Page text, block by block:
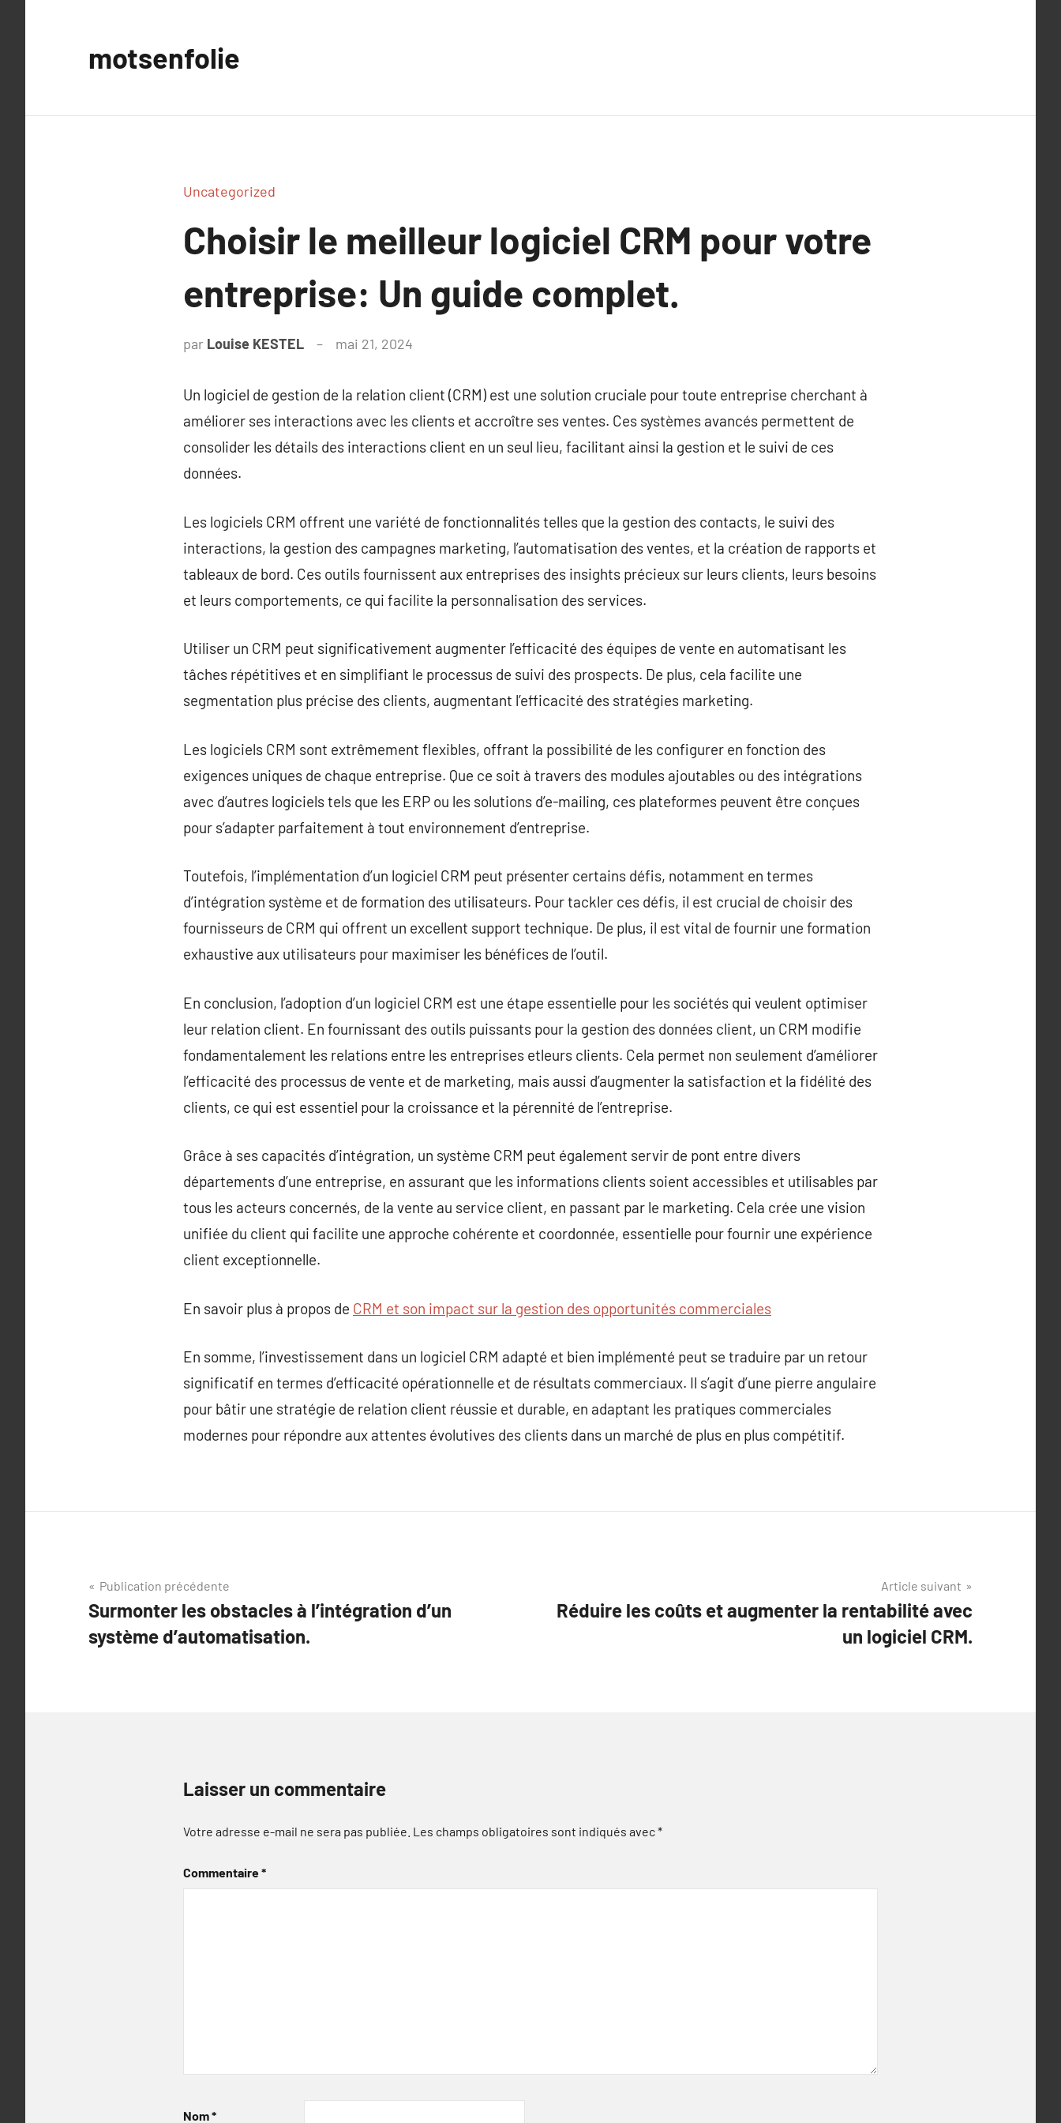
motsenfolie
Uncategorized
Choisir le meilleur logiciel CRM pour votre
entreprise: Un guide complet.
par Louise KESTEL mai 21, 2024
Un logiciel de gestion de la relation client (CRM) est une solution cruciale pour toute entreprise cherchant à
améliorer ses interactions avec les clients et accroître ses ventes. Ces systèmes avancés permettent de
consolider les détails des interactions client en un seul lieu, facilitant ainsi la gestion et le suivi de ces
données.
Les logiciels CRM offrent une variété de fonctionnalités telles que la gestion des contacts, le suivi des
interactions, la gestion des campagnes marketing, l’automatisation des ventes, et la création de rapports et
tableaux de bord. Ces outils fournissent aux entreprises des insights précieux sur leurs clients, leurs besoins
et leurs comportements, ce qui facilite la personnalisation des services.
Utiliser un CRM peut significativement augmenter l’efficacité des équipes de vente en automatisant les
tâches répétitives et en simplifiant le processus de suivi des prospects. De plus, cela facilite une
segmentation plus précise des clients, augmentant l’efficacité des stratégies marketing.
Les logiciels CRM sont extrêmement flexibles, offrant la possibilité de les configurer en fonction des
exigences uniques de chaque entreprise. Que ce soit à travers des modules ajoutables ou des intégrations
avec d’autres logiciels tels que les ERP ou les solutions d’e-mailing, ces plateformes peuvent être conçues
pour s’adapter parfaitement à tout environnement d’entreprise.
Toutefois, l’implémentation d’un logiciel CRM peut présenter certains défis, notamment en termes
d’intégration système et de formation des utilisateurs. Pour tackler ces défis, il est crucial de choisir des
fournisseurs de CRM qui offrent un excellent support technique. De plus, il est vital de fournir une formation
exhaustive aux utilisateurs pour maximiser les bénéfices de l’outil.
En conclusion, l’adoption d’un logiciel CRM est une étape essentielle pour les sociétés qui veulent optimiser
leur relation client. En fournissant des outils puissants pour la gestion des données client, un CRM modifie
fondamentalement les relations entre les entreprises etleurs clients. Cela permet non seulement d’améliorer
l’efficacité des processus de vente et de marketing, mais aussi d’augmenter la satisfaction et la fidélité des
clients, ce qui est essentiel pour la croissance et la pérennité de l’entreprise.
Grâce à ses capacités d’intégration, un système CRM peut également servir de pont entre divers
départements d’une entreprise, en assurant que les informations clients soient accessibles et utilisables par
tous les acteurs concernés, de la vente au service client, en passant par le marketing. Cela crée une vision
unifiée du client qui facilite une approche cohérente et coordonnée, essentielle pour fournir une expérience
client exceptionnelle.
En savoir plus à propos de CRM et son impact sur la gestion des opportunités commerciales
En somme, l’investissement dans un logiciel CRM adapté et bien implémenté peut se traduire par un retour
significatif en termes d’efficacité opérationnelle et de résultats commerciaux. Il s’agit d’une pierre angulaire
pour bâtir une stratégie de relation client réussie et durable, en adaptant les pratiques commerciales
modernes pour répondre aux attentes évolutives des clients dans un marché de plus en plus compétitif.
Navigation
de
l’article
Publication précédente
Surmonter les obstacles à l’intégration d’un
système d’automatisation.
Article suivant
Réduire les coûts et augmenter la rentabilité avec
un logiciel CRM.
Laisser un commentaire
Votre adresse e-mail ne sera pas publiée. Les champs obligatoires sont indiqués avec*
Commentaire*
Nom*